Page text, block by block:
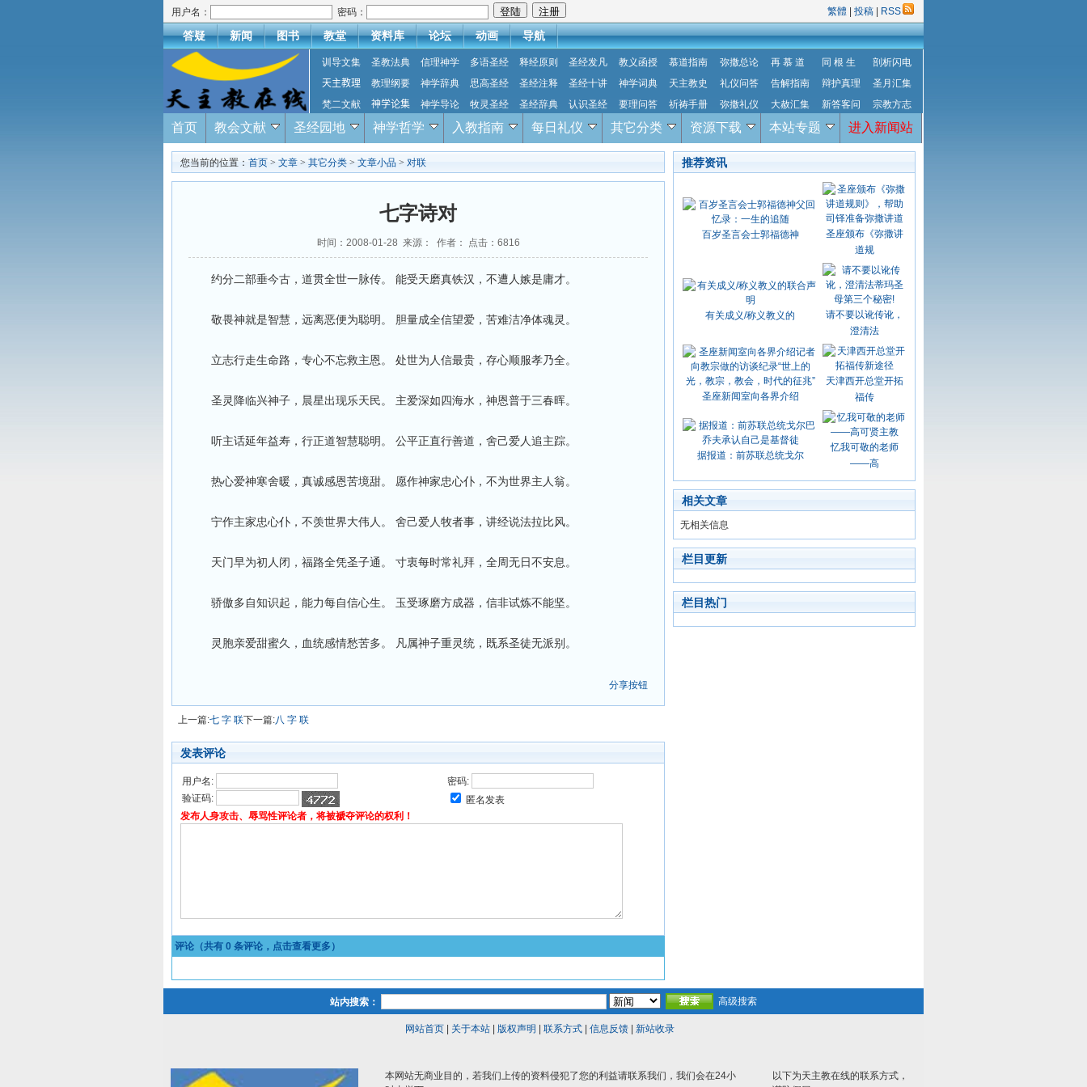
用户名： 密码： 繁體 投稿 RSS
答疑 新闻 图书 教堂 资料库 论坛 动画 导航
训导文集 圣教法典 信理神学 多语圣经 释经原则 圣经发凡 教义函授 慕道指南 弥撒总论 再 慕 道 同 根 生
剖析闪电
天主教理
教理纲要 神学辞典 思高圣经 圣经注释 圣经十讲 神学词典 天主教史 礼仪问答 告解指南 辩护真理
圣月汇集
梵二文献
神学论集 神学导论 牧灵圣经 圣经辞典 认识圣经 要理问答 祈祷手册 弥撒礼仪 大赦汇集 新答客问 宗教方志
首页 教会文献 圣经园地 神学哲学 入教指南 每日礼仪 其它分类 资源下载 本站专题 进入新闻站
您当前的位置： 首页 > 文章 > 其它分类 > 文章小品 > 对联
七字诗对
时间：2008-01-28 来源： 作者： 点击： 6816
约分二部垂今古，道贯全世一脉传。 能受天磨真铁汉，不遭人嫉是庸才。
敬畏神就是智慧，远离恶便为聪明。 胆量成全信望爱，苦难洁净体魂灵。
立志行走生命路，专心不忘救主恩。 处世为人信最贵，存心顺服孝乃全。
圣灵降临兴神子，晨星出现乐天民。 主爱深如四海水，神恩普于三春晖。
听主话延年益寿，行正道智慧聪明。 公平正直行善道，舍己爱人追主踪。
热心爱神寒舍暖，真诚感恩苦境甜。 愿作神家忠心仆，不为世界主人翁。
宁作主家忠心仆，不羡世界大伟人。 舍己爱人牧者事，讲经说法拉比风。
天门早为初人闭，福路全凭圣子通。 寸衷每时常礼拜，全周无日不安息。
骄傲多自知识起，能力每自信心生。 玉受琢磨方成器，信非试炼不能坚。
灵胞亲爱甜蜜久，血统感情愁苦多。 凡属神子重灵统，既系圣徒无派别。
分享按钮
上一篇:七 字 联下一篇:八 字 联
发表评论
用户名:
密码:
验证码:
匿名发表
发布人身攻击、辱骂性评论者，将被褫夺评论的权利！
评论（共有 0 条评论，点击查看更多）
推荐资讯
百岁圣言会士郭福德神
圣座颁布《弥撒讲
道规
有关成义/称义教义的
请不要以讹传讹，
澄清法
圣座新闻室向各界介绍
天津西开总堂开拓
福传
据报道：前苏联总统戈尔
忆我可敬的老师
——高
相关文章
无相关信息
栏目更新
栏目热门
站内搜索： 高级搜索
网站首页| 关于本站| 版权声明 联系方式| 信息反馈| 新站收录
本网站无商业目的，若我们上传的资料侵犯了您的利益请联系我们，我们会在24小
以下为天主教在线的联系方式，